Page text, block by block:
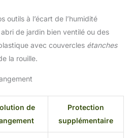
outils à l’écart de l’humidité
de jardin bien ventilé ou des
avec couvercles étanches
la rouille.
de
Protection
supplémentaire